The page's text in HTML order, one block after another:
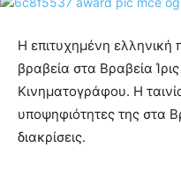
Η επιτυχημένη
βραβεία στα Βραβεία
Κινηματογράφου. Η
υποψηφιότητες της στα
διακρίσεις.